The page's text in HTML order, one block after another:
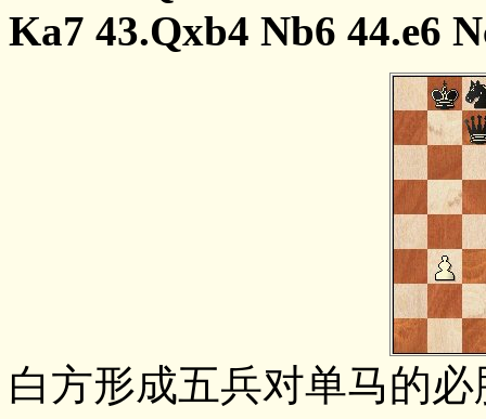
Ka7 43.Qxb4 Nb6 44.e6
白方形成五兵对单马的必